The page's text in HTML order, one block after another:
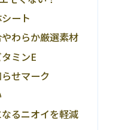
ート
わらか厳選素材
ミンE
せマーク
るニオイを軽減